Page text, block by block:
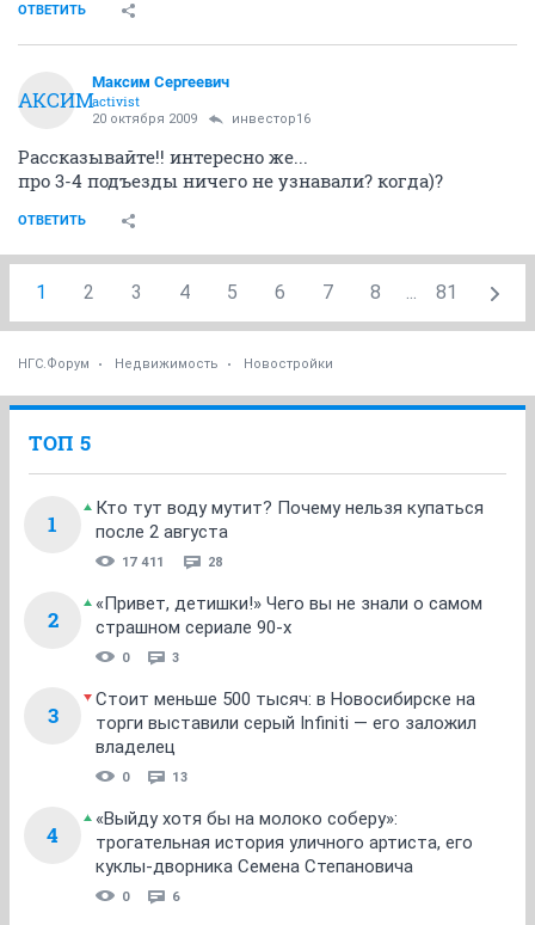
ОТВЕТИТЬ
МАКСИМ
Максим Сергеевич
activist
20 октября 2009 инвестор16
Рассказывайте!! интересно же...
про 3-4 подъезды ничего не узнавали? когда)?
ОТВЕТИТЬ
1 2 3 4 5 6 7 8 ... 81
НГС.Форум Недвижимость Новостройки
ТОП 5
1
Кто тут воду мутит? Почему нельзя купаться
после 2 августа
17 411 28
2
«Привет, детишки!» Чего вы не знали о самом
страшном сериале 90-х
0 3
3
Стоит меньше 500 тысяч: в Новосибирске на
торги выставили серый Infiniti — его заложил
владелец
0 13
4
«Выйду хотя бы на молоко соберу»:
трогательная история уличного артиста, его
куклы-дворника Семена Степановича
0 6